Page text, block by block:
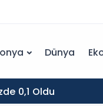
Dünya
0,1 Oldu